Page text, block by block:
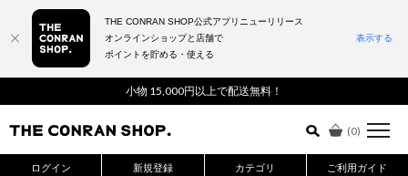
小物 15,000円以上で配送無料！
(0)
ログイン 新規登録 カテゴリ ご利用ガイド
詳細検索はこちら
THE CONRAN SHOP公式アプリニューリリース
オンラインショップと店舗で
ポイントを貯める・使える
表示する